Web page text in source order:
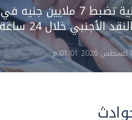
الأجهزة الأمنية تضبط 7 ملايين جنيه في
الأجنبي خلال 24 ساعة